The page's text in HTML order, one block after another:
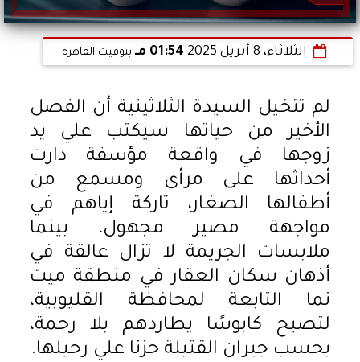
الثلاثاء، 8 أبريل 2025 01:54 مـ بتوقيت القاهرة
لم تتخيل السيدة الثلاثينية أن الفصل
الأخير من حياتها سيكتب علي يد
زوجها في واقعة مؤسفة دارت
أحداثها على مرأى ومسمع من
أطفالها الصغار، تاركة إياهم في
مواجهة مصير مجهول، بينما
ملابسات الجريمة لا تزال عالقة في
أذهان سكان العقار في منطقة ميت
نما التابعة لمحافظة القليوبية،
لتصبح كابوسًا يطاردهم بلا رحمة،
بحسب جيران القتيلة حزنا علي رحيلها.